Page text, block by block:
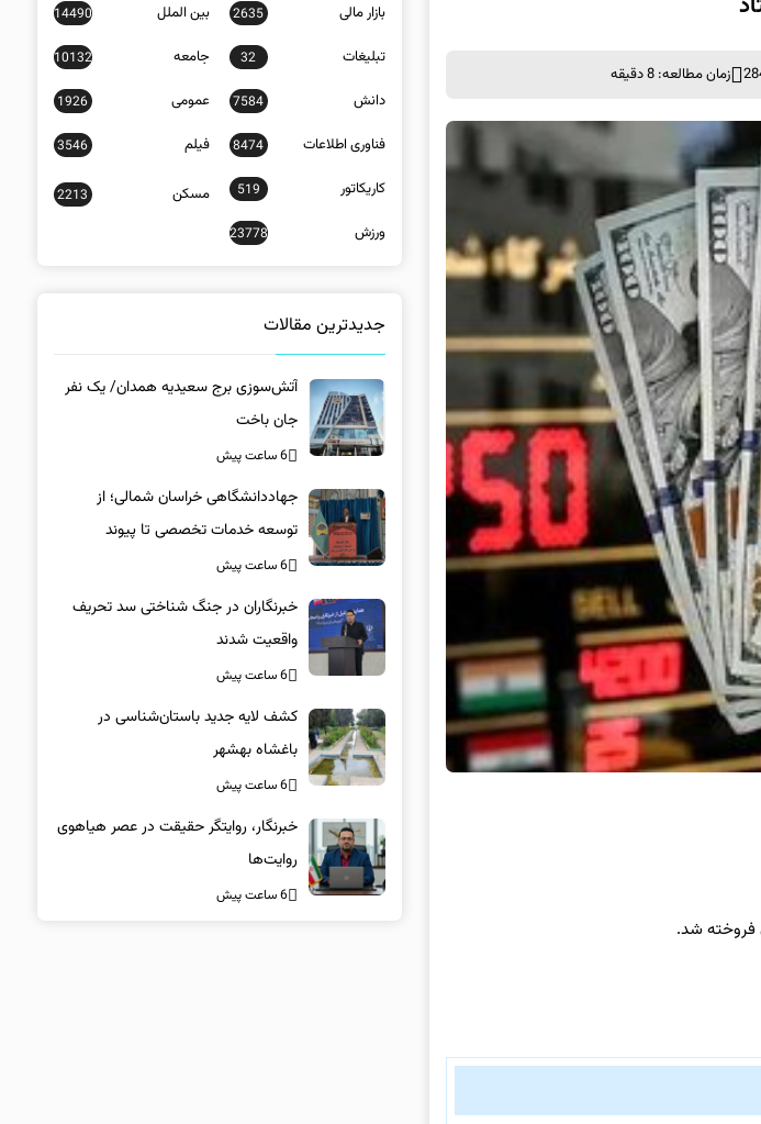
زمان مطالعه: 8 دقیقه
بازار مالی 2635 بین الملل 14490
تبلیغات 32 جامعه 10132
دانش 7584 عمومی 1926
فناوری اطلاعات 8474 فیلم 3546
کاریکاتور 519 مسکن 2213
ورزش 23778
جدیدترین مقالات
آتش‌سوزی برج سعیدیه همدان/ یک نفر
جان باخت
6 ساعت پیش
جهاددانشگاهی خراسان شمالی؛ از
توسعه خدمات تخصصی تا پیوند
دانشگاه و جامعه
6 ساعت پیش
خبرنگاران در جنگ شناختی سد تحریف
واقعیت شدند
6 ساعت پیش
کشف لایه جدید باستان‌شناسی در
باغشاه بهشهر
6 ساعت پیش
خبرنگار، روایتگر حقیقت در عصر هیاهوی
روایت‌ها
6 ساعت پیش